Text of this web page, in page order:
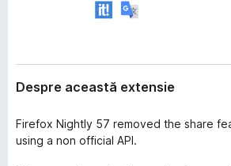
Despre această extensie
Firefox Nightly 57 removed the share
using a non official API.